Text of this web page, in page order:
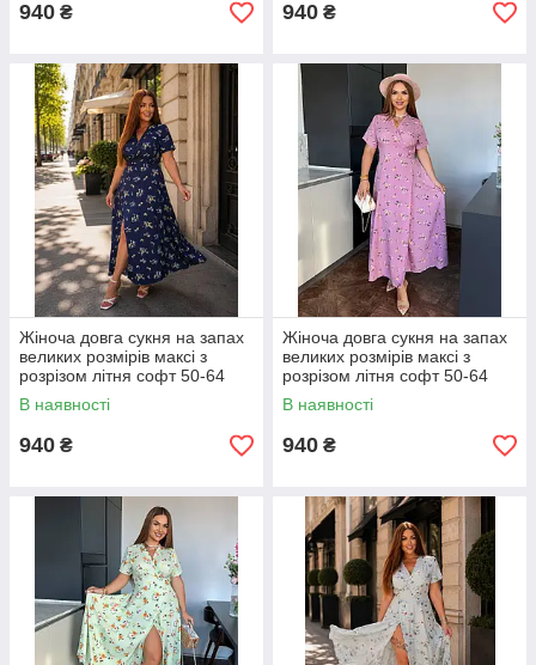
940 ₴ 940 ₴
Жіноча довга сукня на запах
великих розмірів максі з
розрізом літня софт 50-64
В наявності
940 ₴
Жіноча довга сукня на запах
великих розмірів максі з
розрізом літня софт 50-64
В наявності
940 ₴